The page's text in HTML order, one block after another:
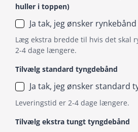
huller i toppen)
Ja tak, jeg ønsker rynkebånd
Læg ekstra bredde til hvis det skal
2-4 dage længere.
Tilvælg standard tyngdebånd
Ja tak, jeg ønsker standard
Leveringstid er 2-4 dage længere.
Tilvælg ekstra tungt tyngdebånd